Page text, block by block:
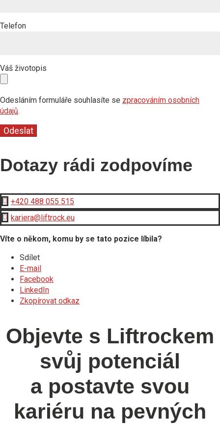
Telefon
Váš životopis
Odesláním formuláře souhlasíte se zpracováním osobních
údajů.
Dotazy rádi zodpovíme
 +420 488 055 515
 kariera@liftrock.eu
Víte o někom, komu by se tato pozice líbila?
Sdílet
E-mail
Facebook
LinkedIn
Zkopírovat odkaz
Objevte s Liftrockem
svůj potenciál
a postavte svou
kariéru na pevných